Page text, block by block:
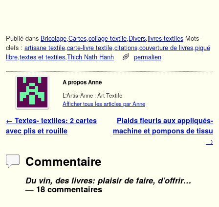
Publié dans Bricolage,Cartes,collage textile,Divers,livres textiles Mots-
clefs : artisane textile,carte-livre textile,citations,couverture de livres,piqué
libre,textes et textiles,Thich Nath Hanh permalien
A propos Anne
L'Artis-Anne : Art Textile
Afficher tous les articles par Anne
Navigation des articles
← Textes- textiles: 2 cartes
avec plis et rouille
Plaids fleuris aux appliqués-
machine et pompons de tissu
→
Commentaire
Du vin, des livres: plaisir de faire, d’offrir…
— 18 commentaires